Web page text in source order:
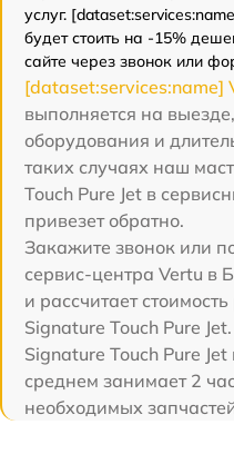
услуг.
будет стоить на -15%
сайте через звонок или
[dataset:services:name]
выполняется на
оборудования и
таких случаях наш
Touch Pure Jet в
привезет обратно.
Закажите звонок или
сервис-центра Vertu в
и рассчитает
Signature Touch Pure
Signature Touch Pure
среднем занимает 2
необходимых